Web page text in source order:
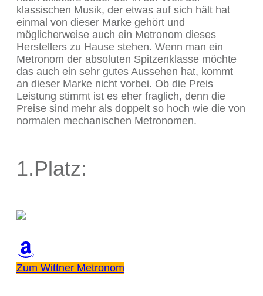
klassischen Musik, der etwas auf sich hält hat
einmal von dieser Marke gehört und
möglicherweise auch ein Metronom dieses
Herstellers zu Hause stehen. Wenn man ein
Metronom der absoluten Spitzenklasse möchte
das auch ein sehr gutes Aussehen hat, kommt
an dieser Marke nicht vorbei. Ob die Preis
Leistung stimmt ist es eher fraglich, denn die
Preise sind mehr als doppelt so hoch wie die von
normalen mechanischen Metronomen.
1.Platz:
Zum Wittner Metronom